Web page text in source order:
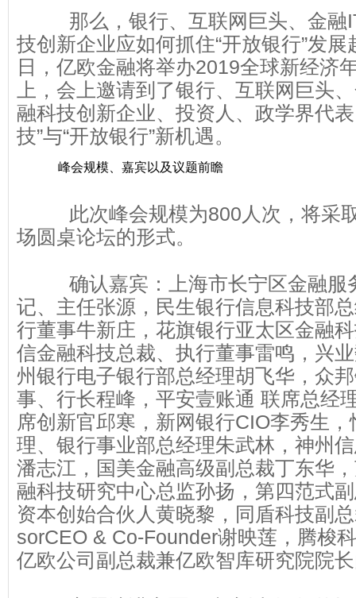
那么，银行、互联网巨头、金融
技创新企业应如何抓住“开放银行”发
日，亿欧金融将举办2019全球新经济
上，会上邀请到了银行、互联网巨头
融科技创新企业、投资人、政学界代
技”与“开放银行”新机遇。
峰会规模、嘉宾以及议题前瞻
此次峰会规模为800人次，将采
场圆桌论坛的形式。
确认嘉宾：上海市长宁区金融服
记、主任张源，民生银行信息科技部
行董事牛新庄，花旗银行亚太区金融
信金融科技总裁、执行董事雷鸣，兴
州银行电子银行部总经理胡飞华，众
事、行长程峰，平安壹账通 联席总经
席创新官邱寒，新网银行CIO李秀生
理、银行事业部总经理朱武林，神州
潘志江，国美金融高级副总裁丁东华
融科技研究中心总监孙扬，第四范式
资本创始合伙人黄晓黎，同盾科技副
sorCEO & Co-Founder谢映莲，腾梭
亿欧公司副总裁兼亿欧智库研究院院